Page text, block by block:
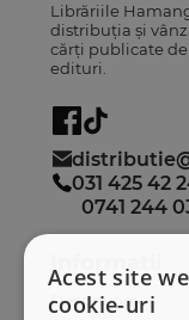
Acest site
cookie-uri
Librăriile
distribuția și
cărți publicate
edituri.
031 425 42
0741 244
Informații
Despre noi